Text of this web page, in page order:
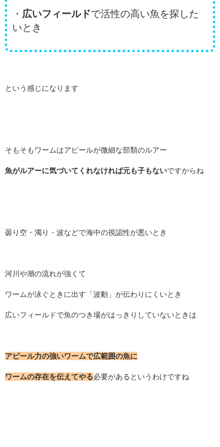
・ 広いフィールドで活性の高い魚を探した
いとき
という感じになります
そもそもワームはアピールが微細な部類のルアー
魚がルアーに気づいてくれなければ元も子もないですからね
曇り空・濁り・波などで海中の視認性が悪いとき
河川や潮の流れが強くて
ワームが泳ぐときに出す「波動」が伝わりにくいとき
広いフィールドで魚のつき場がはっきりしていないときは
アピール力の強いワームで広範囲の魚に
ワームの存在を伝えてやる必要があるというわけですね